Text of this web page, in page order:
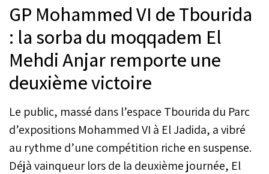
GP Mohammed VI de Tbourida
: la sorba du moqqadem El
Mehdi Anjar remporte une
deuxième victoire
Le public, massé dans l’espace Tbourida du Parc
d’expositions Mohammed VI à El Jadida, a vibré
au rythme d’une compétition riche en suspense.
Déjà vainqueur lors de la deuxième journée, El